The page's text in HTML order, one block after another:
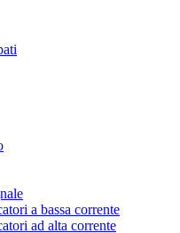
a bassa corrente
ad alta corrente